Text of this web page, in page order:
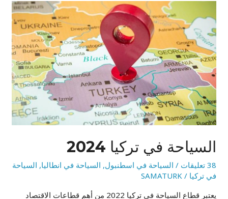
السياحة في تركيا 2024
38 تعليقات / السياحة في اسطنبول, السياحة في انطاليا, السياحة
في تركيا /
SAMATURK
يعتبر قطاع السياحة في تركيا 2022 من أهم قطاعات الاقتصاد
في
تركيا
2024